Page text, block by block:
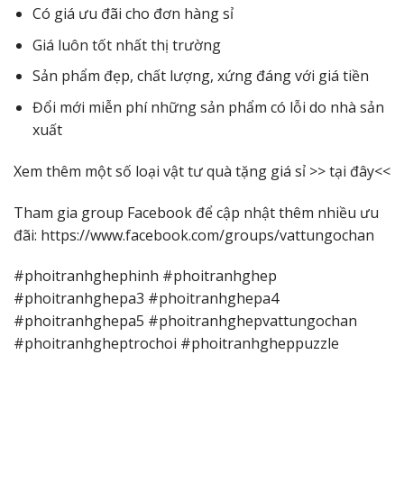
Có giá ưu đãi cho đơn hàng sỉ
Giá luôn tốt nhất thị trường
Sản phẩm đẹp, chất lượng, xứng đáng với giá tiền
Đổi mới miễn phí những sản phẩm có lỗi do nhà sản
xuất
Xem thêm một số loại vật tư quà tặng giá sỉ >>tại đây<<
Tham gia group Facebook để cập nhật thêm nhiều ưu
đãi: https://www.facebook.com/groups/vattungochan
#phoitranhghephinh #phoitranhghep
#phoitranhghepa3 #phoitranhghepa4
#phoitranhghepa5 #phoitranhghepvattungochan
#phoitranhgheptrochoi #phoitranhgheppuzzle